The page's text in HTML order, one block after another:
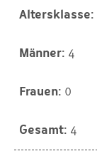
4
0
4